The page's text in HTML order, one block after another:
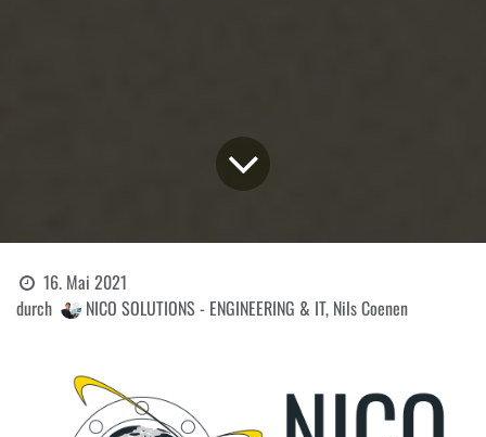
16. Mai 2021
durch
NICO SOLUTIONS - ENGINEERING & IT, Nils Coenen